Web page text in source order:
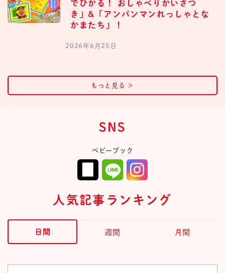
でひかる！ おしゃべりかいさつ
き」&「アンパンマンれっしゃとな
かまたち」！
2026年6月25日
もっと見る ＞
SNS
ベビーブック
人気記事ランキング
日間 週間 月間